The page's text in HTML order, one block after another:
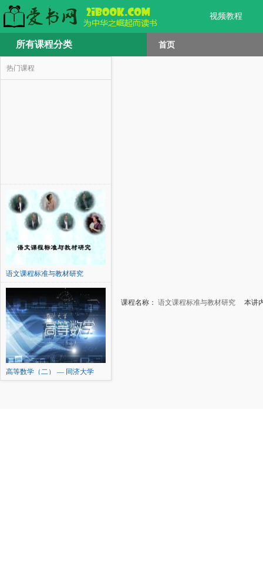
视频教程
所有课程分类 首页
热门课程
语文课程标准与教材研究
高等数学（二） — 同济大学
课程名称： 语文课程标准与教材研究 本讲内